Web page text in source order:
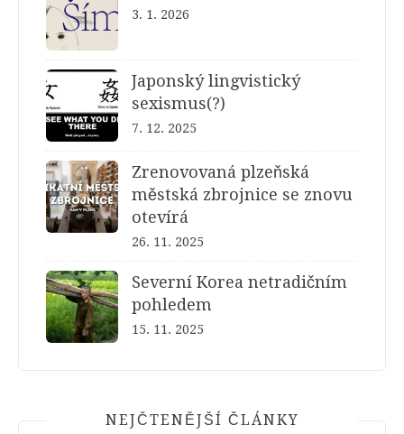
3. 1. 2026
Japonský lingvistický
sexismus(?)
7. 12. 2025
Zrenovovaná plzeňská
městská zbrojnice se znovu
otevírá
26. 11. 2025
Severní Korea netradičním
pohledem
15. 11. 2025
NEJČTENĚJŠÍ ČLÁNKY